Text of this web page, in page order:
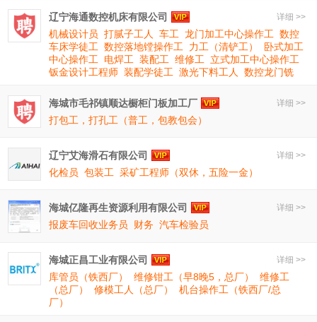
详细 >>
辽宁海通数控机床有限公司
机械设计员 打腻子工人 车工 龙门加工中心操作工 数控
车床学徒工 数控落地镗操作工 力工（清铲工）
卧式加工
中心操作工
电焊工 装配工 维修工
立式加工中心操作工
钣金设计工程师 装配学徒工 激光下料工人 数控龙门铣
详细 >>
海城市毛祁镇顺达橱柜门板加工厂
打包工，打孔工（普工，包教包会）
详细 >>
辽宁艾海滑石有限公司
化检员 包装工 采矿工程师（双休，五险一金）
详细 >>
海城亿隆再生资源利用有限公司
报废车回收业务员
财务 汽车检验员
详细 >>
海城正昌工业有限公司
库管员（铁西厂）
维修钳工（早8晚5，总厂）
维修工
（总厂）
修模工人（总厂）
机台操作工（铁西厂/总
厂）